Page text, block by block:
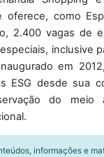
oferece, como
2.400 vagas de
inclusive
em
ESG desde sua
do meio
informações e